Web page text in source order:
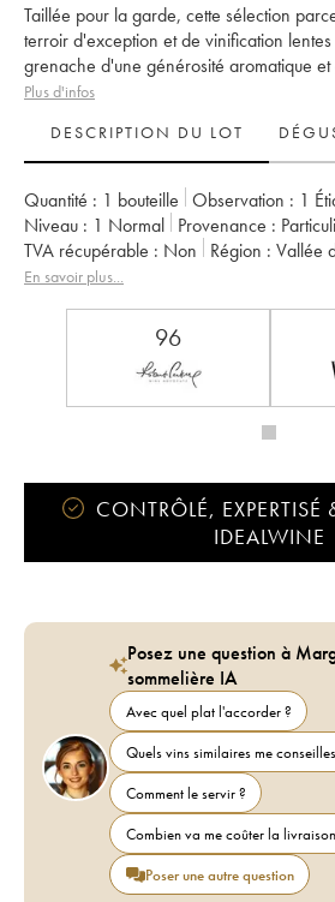
Taillée pour la garde, cette sélection
terroir d'exception et de vinification
grenache d'une générosité aromatique et
Plus d'infos
DESCRIPTION DU LOT
Quantité : 1 bouteille Observation : 1
Niveau : 1 Normal Provenance :
TVA récupérable :
non Région :
Vallée
Appellation :
En savoir plus...
96
CONTRÔLÉ, EXPERTISÉ
IDEALWINE
Posez une question à
sommelière IA
Avec quel plat l'accorder ?
Quels vins similaires me
Comment le servir ?
Combien va me coûter la
Poser une autre question